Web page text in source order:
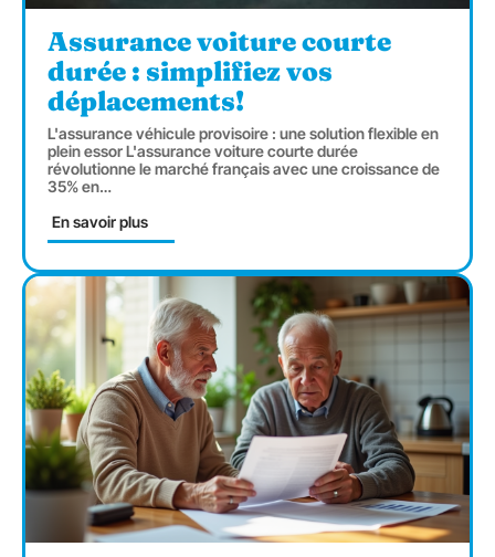
Assurance voiture courte
durée : simplifiez vos
déplacements!
L'assurance véhicule provisoire : une solution flexible en
plein essor L'assurance voiture courte durée
révolutionne le marché français avec une croissance de
35% en…
En savoir plus